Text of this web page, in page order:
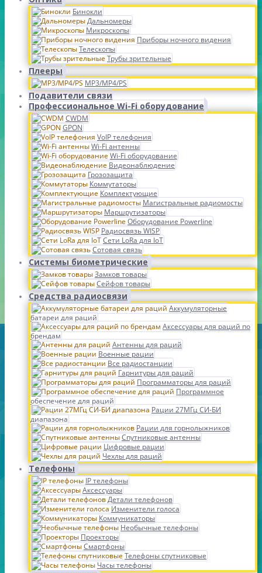
Бинокли
Дальномеры
Микроскопы
Приборы ночного видения
Телескопы
Трубы зрительные
Плееры
MP3/MP4/PS
Подавители связи
Профессиональное Wi-Fi оборудование
CWDM
GPON
VoIP телефония
Wi-Fi антенны
Wi-Fi оборудование
Видеонаблюдение
Грозозащита
Коммутаторы
Комплектующие
Магистральные радиомосты
Маршрутизаторы
Оборудование Powerline
Радиосвязь WISP
Сети LoRa для IoT
Сотовая связь
Системы биометрические
Замков товары
Сейфов товары
Средства радиосвязи
Аккумуляторные
батареи для раций
Аксессуары для раций по
брендам
Антенны для раций
Военные рации
Все радиостанции
Гарнитуры для раций
Программаторы для раций
Программное
обеспечение для раций
Рации 27МГц СИ-БИ
диапазона
Рации для горнолыжников
Спутниковые антенны
Цифровые рации
Чехлы для раций
Телефоны
IP телефоны
Аксессуары
Детали телефонов
Изменители голоса
Коммуникаторы
Необычные телефоны
Проекторы
Смартфоны
Телефоны спутниковые
Часы телефоны